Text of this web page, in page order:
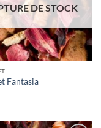
DE STOCK
Fantasia